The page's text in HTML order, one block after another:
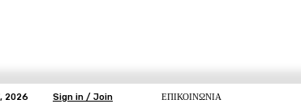
2026 Sign in / Join ΕΠΙΚΟΙΝΩΝΙΑ